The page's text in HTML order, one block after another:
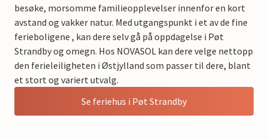
besøke, morsomme familieopplevelser innenfor en kort
avstand og vakker natur. Med utgangspunkt i et av de fine
ferieboligene , kan dere selv gå på oppdagelse i Pøt
Strandby og omegn. Hos NOVASOL kan dere velge nettopp
den ferieleiligheten i Østjylland som passer til dere, blant
et stort og variert utvalg.
Se feriehus i Pøt Strandby